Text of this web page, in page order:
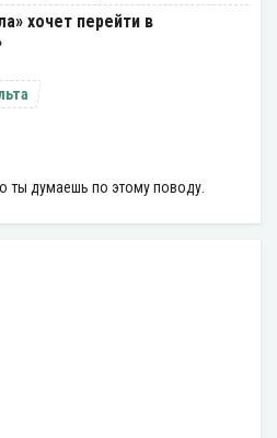
хочет перейти в
ты думаешь по этому поводу.